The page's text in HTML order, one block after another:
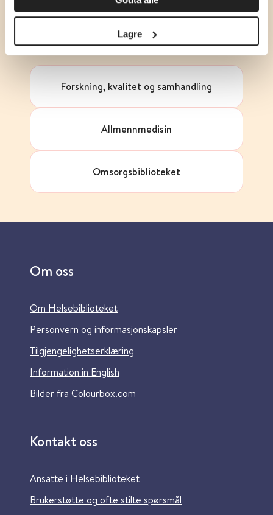
Lagre
Samfunnsmedisin og
folkehelsearbeid
Forskning, kvalitet og samhandling
Allmennmedisin
Omsorgsbiblioteket
Om oss
Om Helsebiblioteket
Personvern og informasjonskapsler
Tilgjengelighetserklæring
Information in English
Bilder fra Colourbox.com
Kontakt oss
Ansatte i Helsebiblioteket
Brukerstøtte og ofte stilte spørsmål